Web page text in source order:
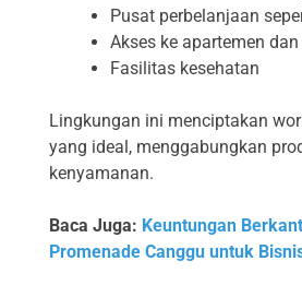
Pusat perbelanjaan
Akses ke apartemen dan
Fasilitas kesehatan
Lingkungan ini menciptakan
yang ideal, menggabungkan
kenyamanan.
Baca Juga: Keuntungan
Promenade Canggu untuk